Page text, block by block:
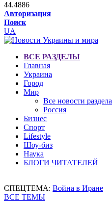
44.4886
Авторизация
Поиск
UA
ВСЕ РАЗДЕЛЫ
Главная
Украина
Город
Мир
Все новости раздела
Россия
Бизнес
Спорт
Lifestyle
Шоу-биз
Наука
БЛОГИ ЧИТАТЕЛЕЙ
СПЕЦТЕМА: Война в Иране
ВСЕ ТЕМЫ